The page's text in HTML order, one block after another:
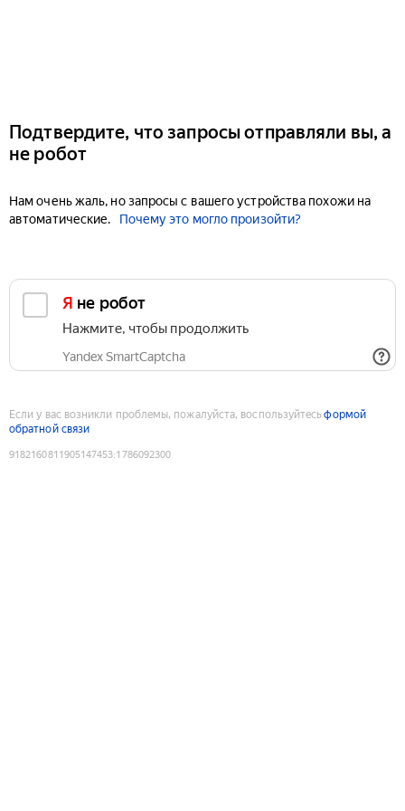
Подтвердите, что запросы отправляли вы, а
не робот
Нам очень жаль, но запросы с вашего устройства похожи на
автоматические.
Почему это могло произойти?
Я не робот
Нажмите, чтобы продолжить
Yandex SmartCaptcha
Если у вас возникли проблемы, пожалуйста, воспользуйтесьформой
обратной связи
9182160811905147453:1786092300